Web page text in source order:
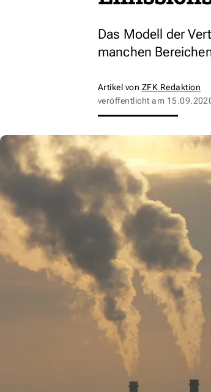
Das Modell der
manchen
Artikel von ZFK Redaktion
veröffentlicht am